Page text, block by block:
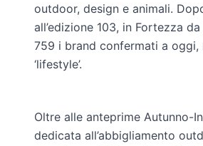
outdoor, design e animali.
all’edizione 103, in Fortezza
759 i brand confermati a
‘lifestyle’.
Oltre alle anteprime Autunno-
dedicata all’abbigliamento